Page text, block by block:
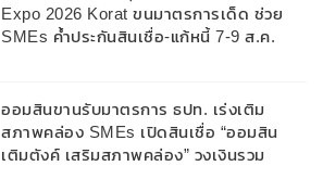
Expo 2026 Korat ขนมาตรการเด็ด ช่วย
SMEs ค้ำประกันสินเชื่อ-แก้หนี้ 7-9 ส.ค.
ออมสินขานรับมาตรการ ธปท. เร่งเติม
สภาพคล่อง SMEs เปิดสินเชื่อ “ออมสิน
เติมตังค์ เสริมสภาพคล่อง” วงเงินรวม